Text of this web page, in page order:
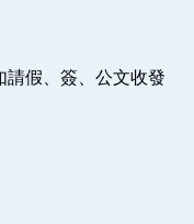
假、簽、公文收發